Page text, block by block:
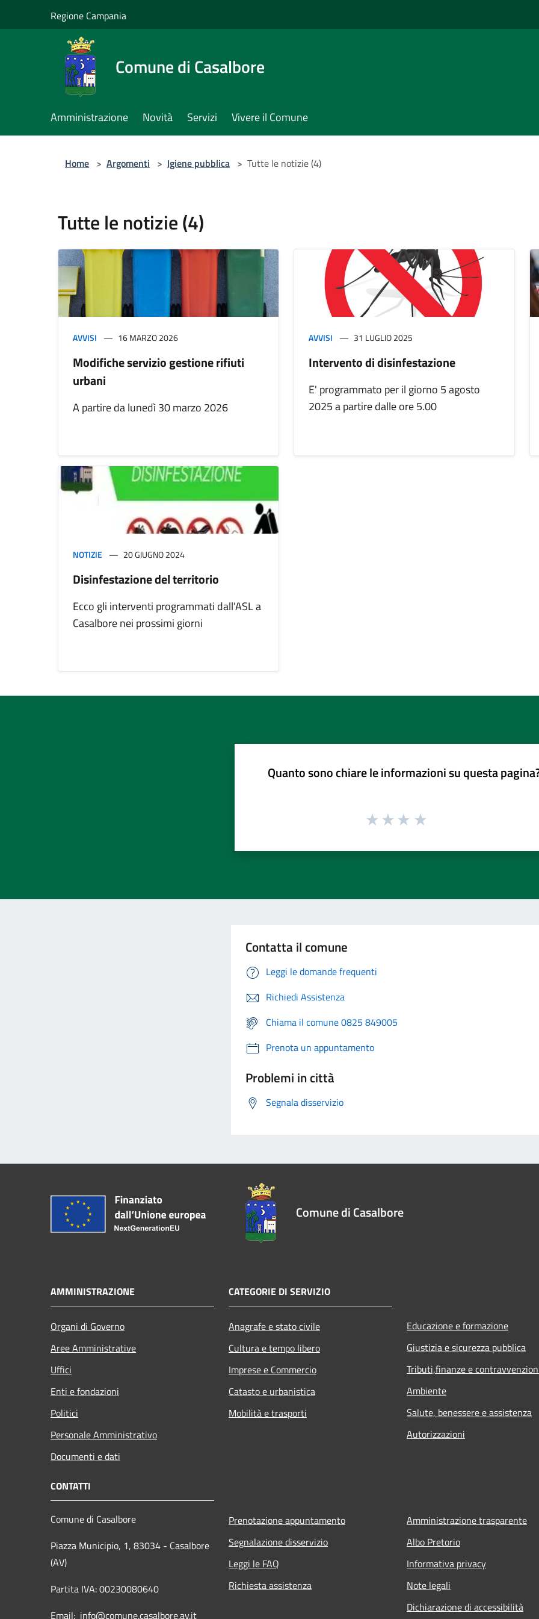
Regione Campania
Comune di Casalbore
Amministrazione Novità Servizi Vivere il Comune
Home > Argomenti > Igiene pubblica > Tutte le notizie (4)
Tutte le notizie (4)
AVVISI 16 MARZO 2026
Modifiche servizio gestione rifiuti
urbani
A partire da lunedì 30 marzo 2026
AVVISI 31 LUGLIO 2025
Intervento di disinfestazione
E' programmato per il giorno 5 agosto
2025 a partire dalle ore 5.00
NOTIZIE 20 GIUGNO 2024
Disinfestazione del territorio
Ecco gli interventi programmati dall'ASL a
Casalbore nei prossimi giorni
Quanto sono chiare le informazioni su questa
Contatta il comune
Leggi le domande frequenti
Richiedi Assistenza
Chiama il comune 0825 849005
Prenota un appuntamento
Problemi in città
Segnala disservizio
Comune di Casalbore
AMMINISTRAZIONE
Organi di Governo
Aree Amministrative
Uffici
Enti e fondazioni
Politici
Personale Amministrativo
Documenti e dati
CATEGORIE DI SERVIZIO
Anagrafe e stato civile
Cultura e tempo libero
Imprese e Commercio
Catasto e urbanistica
Mobilità e trasporti
Educazione e formazione
Giustizia e sicurezza pubblica
Tributi,finanze e
Ambiente
Salute, benessere e assistenza
Autorizzazioni
CONTATTI
Comune di Casalbore
Piazza Municipio, 1, 83034 - Casalbore
(AV)
Partita IVA: 00230080640
Email: info@comune.casalbore.av.it
Prenotazione appuntamento
Segnalazione disservizio
Leggi le FAQ
Richiesta assistenza
Amministrazione trasparente
Albo Pretorio
Informativa privacy
Note legali
Dichiarazione di accessibilità